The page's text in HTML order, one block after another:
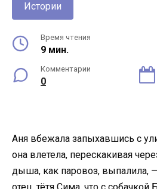
Истории
Время чтения
9 мин.
Комментарии
0
Аня вбежала запыхавшись с
она влетела, перескакивая
дыша, как паровоз, выпалила,